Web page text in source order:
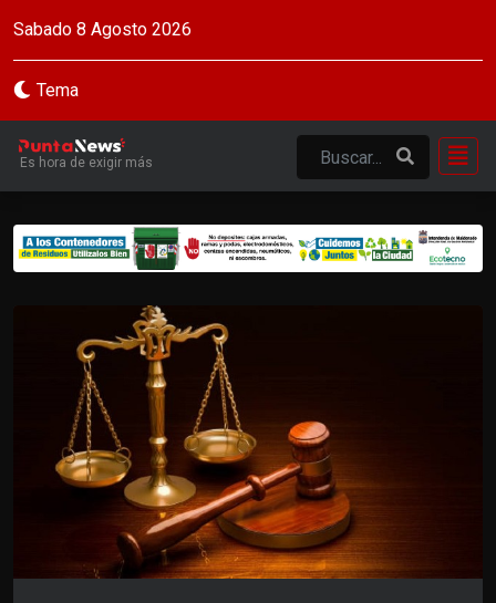
Sabado 8 Agosto 2026
Tema
Es hora de exigir más